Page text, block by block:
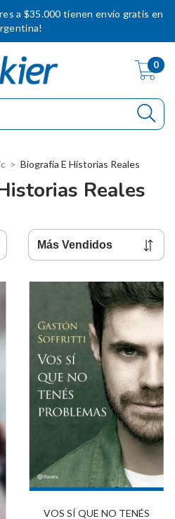
a $35.000 tienen envío gratis en
0
> Biografía E Historias Reales
Reales
VOS SÍ QUE NO TENÉS